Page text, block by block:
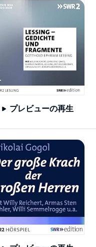
プレビューの再生